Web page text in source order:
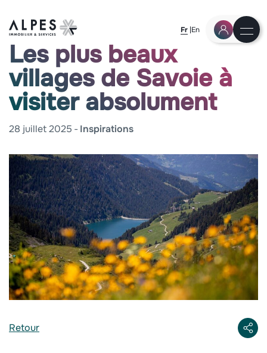
Fr En
Les plus beaux
villages de Savoie à
visiter absolument
28 juillet 2025 Inspirations
Retour